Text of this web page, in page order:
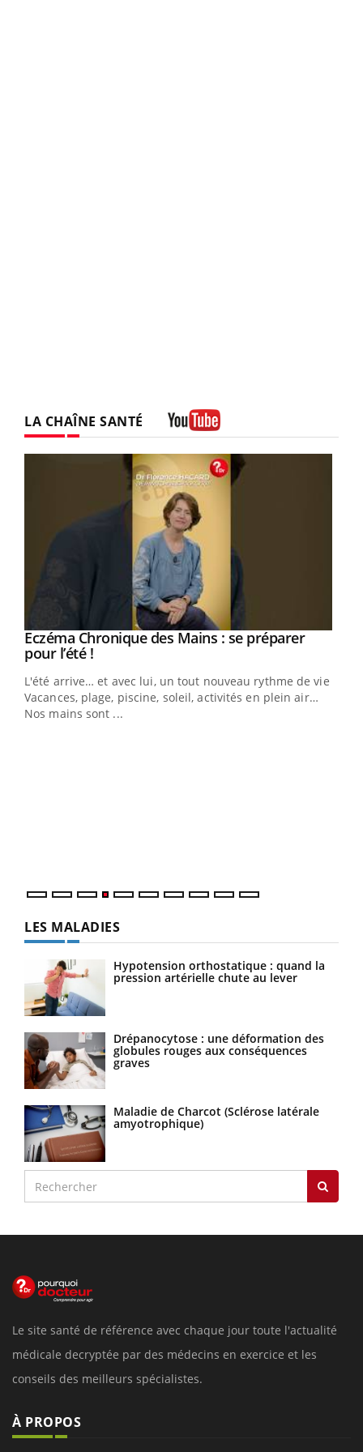
LA CHAÎNE SANTÉ
Youtube
Eczéma Chronique des Mains : se préparer
pour l’été !Youtube
L'été arrive… et avec lui, un tout nouveau rythme de vie !
Vacances, plage, piscine, soleil, activités en plein air…
Nos mains sont ...
LES MALADIES
Hypotension orthostatique : quand la
pression artérielle chute au lever
Drépanocytose : une déformation des
globules rouges aux conséquences
graves
Maladie de Charcot (Sclérose latérale
amyotrophique)
Le site santé de référence avec chaque jour toute l'actualité
médicale decryptée par des médecins en exercice et les
conseils des meilleurs spécialistes.
À PROPOS